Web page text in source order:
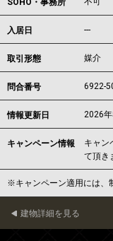
SOHO・事務所
入居日 ---
取引形態 媒介
問合番号 6922-
情報更新日 2026年
キャンペーン情報
キャン
て頂き
※キャンペーン適用には、
建物詳細を見る